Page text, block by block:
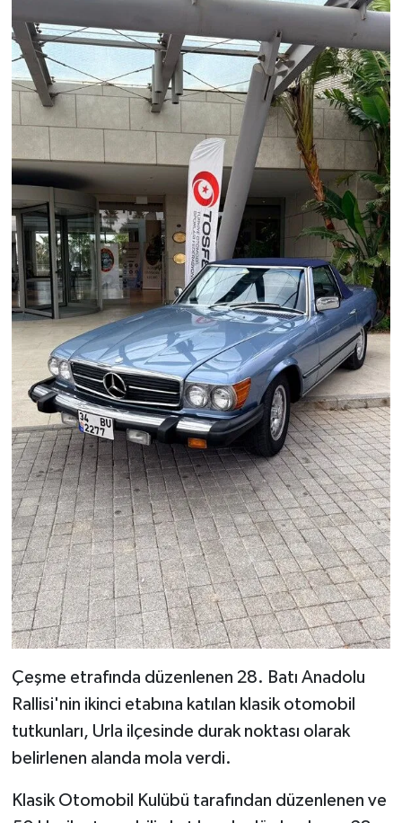
Çeşme etrafında düzenlenen 28. Batı Anadolu
Rallisi'nin ikinci etabına katılan klasik otomobil
tutkunları, Urla ilçesinde durak noktası olarak
belirlenen alanda mola verdi.
Klasik Otomobil Kulübü tarafından düzenlenen ve